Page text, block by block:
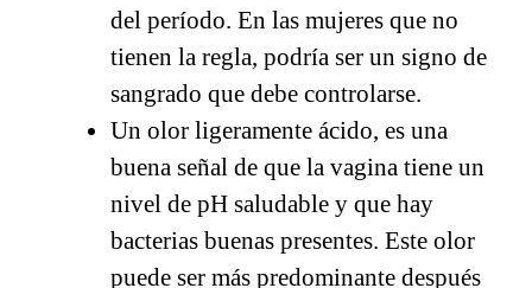
del período. En las mujeres que no
tienen la regla, podría ser un signo de
sangrado que debe controlarse.
Un olor ligeramente ácido, es una
buena señal de que la vagina tiene un
nivel de pH saludable y que hay
bacterias buenas presentes. Este olor
puede ser más predominante después